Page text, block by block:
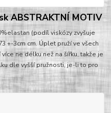
ABSTRAKTNÍ MOTIV
(podíl viskózy zvyšuje
+-3cm cm. Úplet pruží ve všech
ne délku než na šířku, takže je
dle vyšší pružnosti, je-li to pro